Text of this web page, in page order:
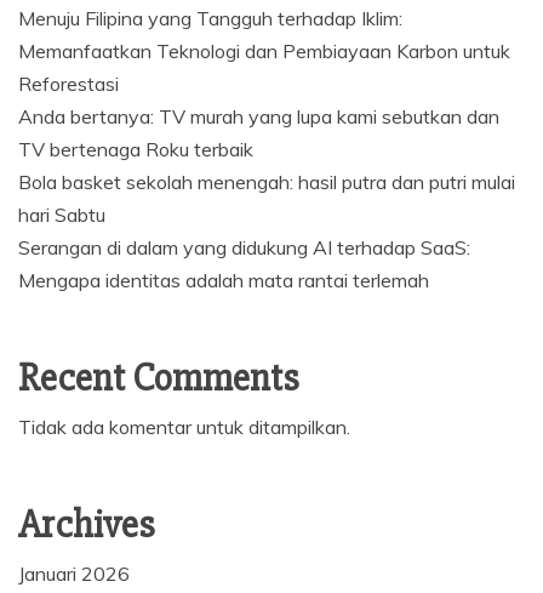
Menuju Filipina yang Tangguh terhadap Iklim:
Memanfaatkan Teknologi dan Pembiayaan Karbon untuk
Reforestasi
Anda bertanya: TV murah yang lupa kami sebutkan dan
TV bertenaga Roku terbaik
Bola basket sekolah menengah: hasil putra dan putri mulai
hari Sabtu
Serangan di dalam yang didukung AI terhadap SaaS:
Mengapa identitas adalah mata rantai terlemah
Recent Comments
Tidak ada komentar untuk ditampilkan.
Archives
Januari 2026